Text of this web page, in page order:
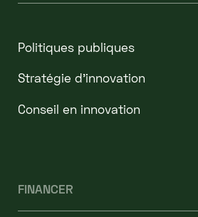
Politiques publiques
Stratégie d'innovation
Conseil en innovation
FINANCER